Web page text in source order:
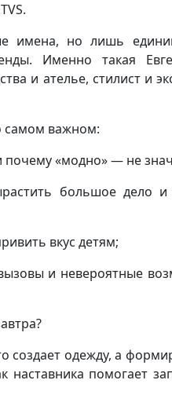
имена, но лишь
Именно такая
и ателье, стилист и
самом важном:
почему «модно» — не
большое дело и
вкус детям;
и невероятные
одежду, а
помогает